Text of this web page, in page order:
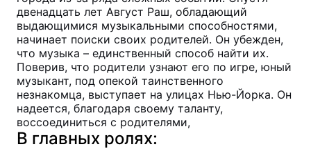
двенадцать лет Август Раш, обладающий
выдающимися музыкальными способностями,
начинает поиски своих родителей. Он убежден,
что музыка – единственный способ найти их.
Поверив, что родители узнают его по игре, юный
музыкант, под опекой таинственного
незнакомца, выступает на улицах Нью-Йорка. Он
надеется, благодаря своему таланту,
воссоединиться с родителями,
В главных ролях: